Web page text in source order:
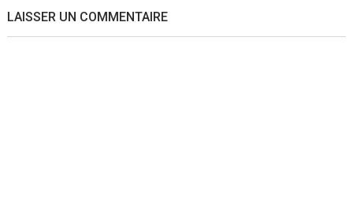
LAISSER UN COMMENTAIRE